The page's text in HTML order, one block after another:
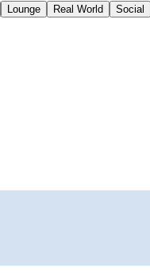
Lounge Real World Social